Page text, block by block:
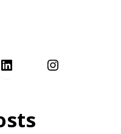
LinkedInInstagram